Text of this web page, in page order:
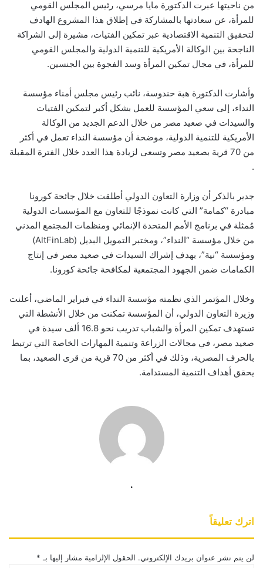
من ناحيتها عبرت الدكتورة مايا مرسي، رئيس المجلس القومي
للمرأة، عن سعادتها بالمشاركة في إطلاق هذا المشروع الهادف
لتحقيق التنمية الاقتصادية عبر تمكين الفتيات، مشيرة إلى الشراكة
الناجحة بين الوكالة الأمريكية للتنمية الدولية والمجلس القومي
للمرأة، في مجال تمكين المرأة وسد الفجوة بين الجنسين.
وأشارت الدكتورة هبة حندوسة، نائب رئيس مجلس أمناء مؤسسة
النداء، إلى سعي المؤسسة للعمل بشكل أكبر لتمكين الفتيات
والسيدات في صعيد مصر من خلال الدعم الجديد من الوكالة
الأمريكية للتنمية الدولية، موضحة أن مؤسسة النداء تعمل في أكثر
من 70 قرية بصعيد مصر وتسعى لزيادة هذا العدد خلال الفترة المقبلة
.
جدير بالذكر أن وزارة التعاون الدولي أطلقت خلال جائحة كورونا
مبادرة “كمامة” التي كانت نموذجًا للتعاون مع المؤسسات الدولية
مُمثلة في برنامج الأمم المتحدة الإنمائي ومنظمات المجتمع المدني
من خلال مؤسسة “النداء”، ومختبر التمويل البديل (AltFinLab)
ومؤسسة “نية”، بهدف إشراك السيدات في صعيد مصر في إنتاج
الكمامات ضمن الجهود المجتمعية لمكافحة جائحة كورونا.
وخلال المؤتمر الذي نظمته مؤسسة النداء في فبراير الماضي، أعلنت
وزيرة التعاون الدولي، أن المؤسسة تمكنت من خلال الأنشطة التي
تستهدف تمكين المرأة والشباب تدريب نحو 16.8 ألف سيدة في
صعيد مصر، في مجالات الزراعة وتنمية المهارات الخاصة التي ترتبط
بالحرف المصرية، وذلك في أكثر من 70 قرية من قرى الصعيد، بما
يحقق أهداف التنمية المستدامة.
.
اترك تعليقاً
لن يتم نشر عنوان بريدك الإلكتروني. الحقول الإلزامية مشار إليها بـ *